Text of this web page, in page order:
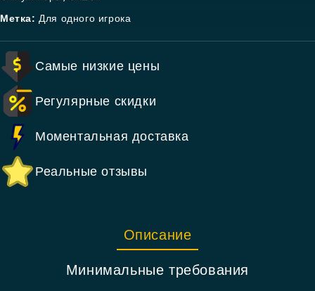
Метка: Для одного игрока
Самые низкие цены
Регулярные скидки
Моментальная доставка
Реальные отзывы
Описание
Минимальные требования